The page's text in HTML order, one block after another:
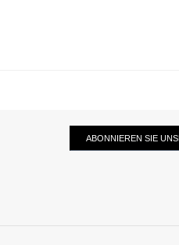
ABONNIEREN SIE